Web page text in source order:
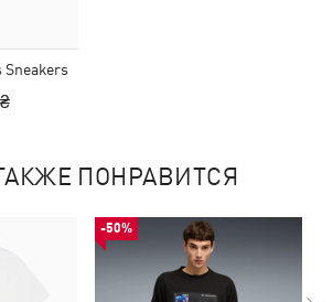
Sneakers
ПОНРАВИТСЯ
-50%